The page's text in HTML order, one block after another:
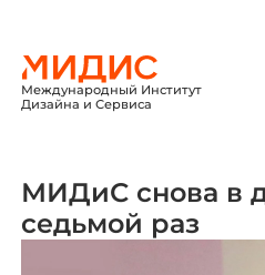
Международный Институт
Дизайна и Сервиса
МИДиС снова в
седьмой раз